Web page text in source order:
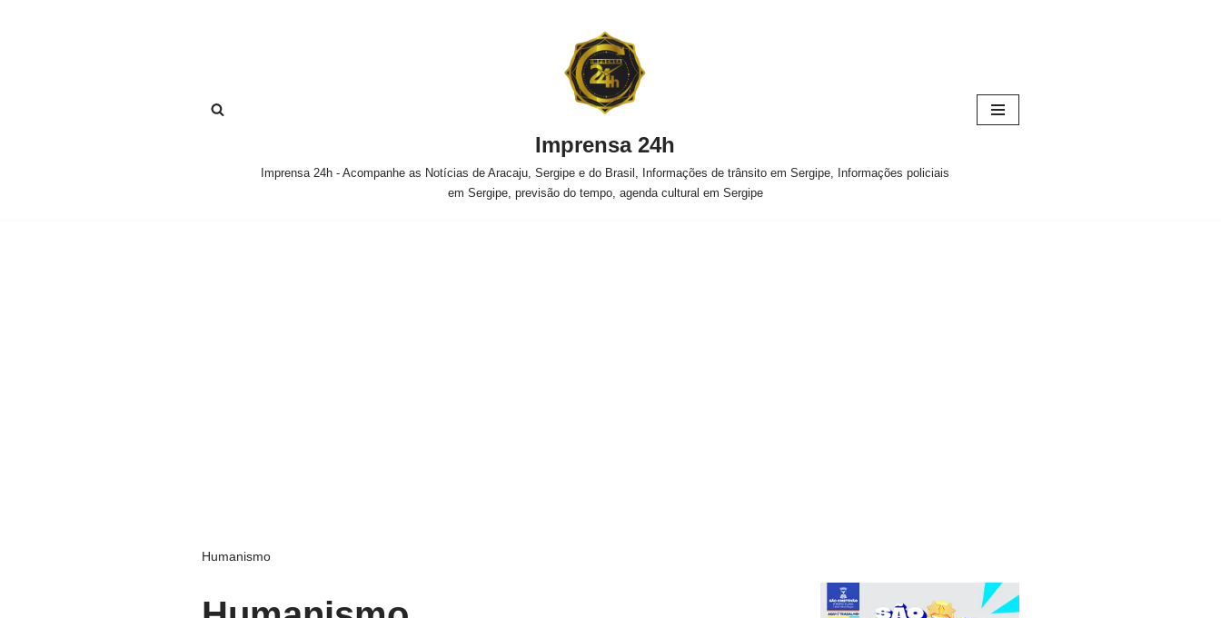
Imprensa 24h
Imprensa 24h - Acompanhe as Notícias de Aracaju, Sergipe e do Brasil, Informações de trânsito em Sergipe, Informações policiais
em Sergipe, previsão do tempo, agenda cultural em Sergipe
Humanismo